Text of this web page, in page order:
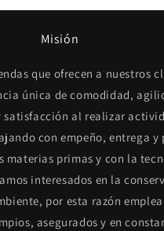
Misión
que ofrecen a nuestros
única de comodidad,
satisfacción al realizar
con empeño, entrega y
materias primas y con la
interesados en la
por esta razón
asegurados y en